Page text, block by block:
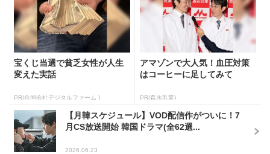
宝くじ当選で貧乏女性が人生
変えた実話
PR(合同会社デジタルファーム )
アマゾンで大人気！血圧対策
はコーヒーに足してみて
PR(森永乳業)
【月韓スケジュール】VOD配信作がついに！7
月CS放送開始 韓国ドラマ(全62選...
2026.06.23